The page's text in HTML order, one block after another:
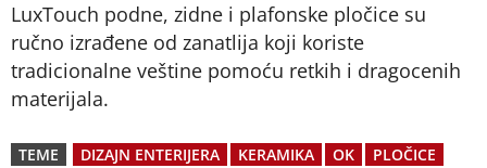
LuxTouch podne, zidne i plafonske pločice su
ručno izrađene od zanatlija koji koriste
tradicionalne veštine pomoću retkih i dragocenih
materijala.
TEME DIZAJN ENTERIJERA KERAMIKA OK PLOČICE